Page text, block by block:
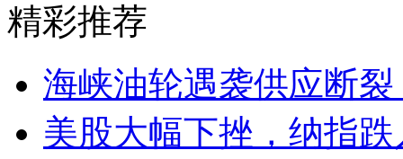
精彩推荐
海峡油轮遇袭供应断
美股大幅下挫，纳指